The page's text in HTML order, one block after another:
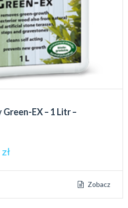
EX – 1 Litr –
zł
Zobacz